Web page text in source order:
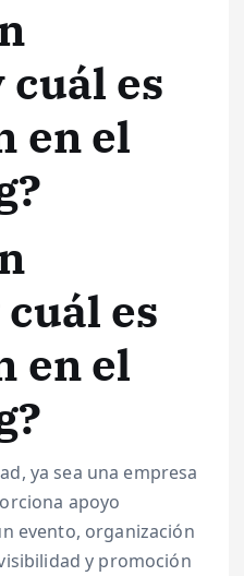
cuál es
en el
es
en el
ya sea una empresa
apoyo
evento, organización
y promoción